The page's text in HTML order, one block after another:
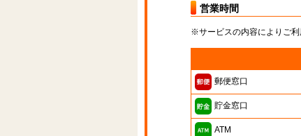
営業時間
※サービスの内容によりご利
郵便窓口
貯金窓口
ATM